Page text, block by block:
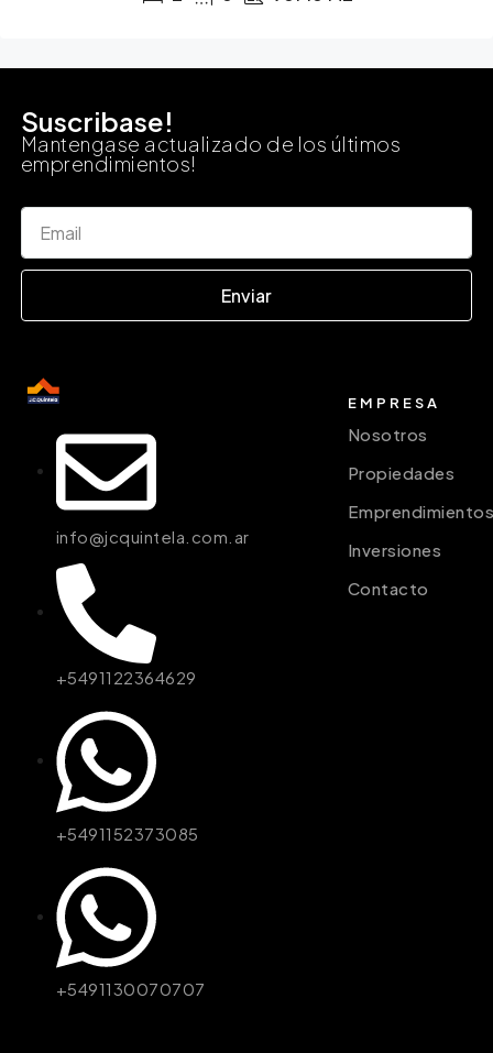
Suscribase!
Mantengase actualizado de los últimos
emprendimientos!
Enviar
info@jcquintela.com.ar
+5491122364629
+5491152373085
+5491130070707
EMPRESA
Nosotros
Propiedades
Inversiones
Contacto